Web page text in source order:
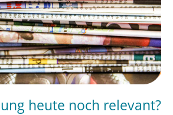
heute noch relevant?